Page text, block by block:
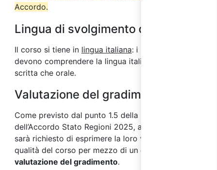
Accordo.
Lingua di svolgimento del corso
Il corso si tiene in lingua italiana: i partecipanti
devono comprendere la lingua italiana sia in forma
scritta che orale.
Valutazione del gradimento
Come previsto dal punto 1.5 della parte IV
dell’Accordo Stato Regioni 2025, ai partecipanti
sarà richiesto di esprimere la loro valutazione sulla
qualità del corso per mezzo di un questionario di
valutazione del gradimento.